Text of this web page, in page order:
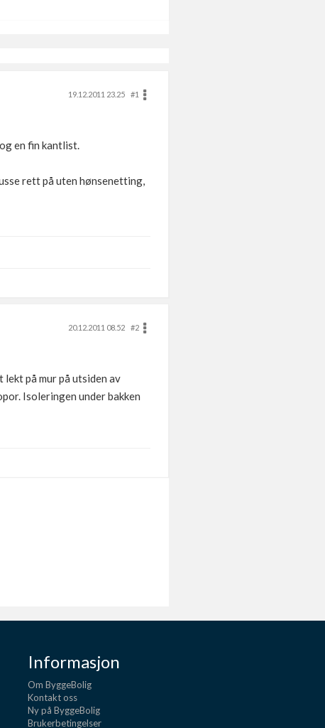
19.12.2011 23.25
#1
en fin kantlist.
rett på uten hønsenetting,
20.12.2011 08.52
#2
på mur på utsiden av
Isoleringen under bakken
Informasjon
Om ByggeBolig
Kontakt oss
Ny på ByggeBolig
Brukerbetingelser